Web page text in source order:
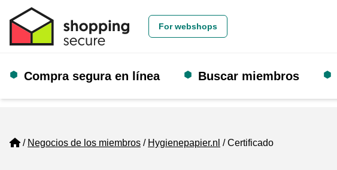
For webshops
Compra segura en línea Buscar miembros
Home
Negocios de los miembros Hygienepapier.nl Certificado